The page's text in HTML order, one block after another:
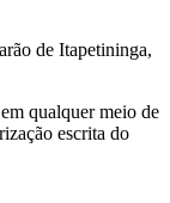
de Itapetininga,
qualquer meio de
escrita do